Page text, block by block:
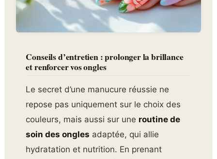
Conseils d’entretien : prolonger la brillance
et renforcer vos ongles
Le secret d’une manucure réussie ne
repose pas uniquement sur le choix des
couleurs, mais aussi sur une routine de
soin des ongles adaptée, qui allie
hydratation et nutrition. En prenant